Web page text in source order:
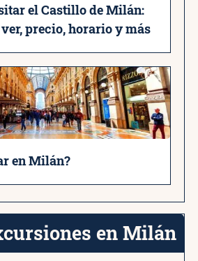
el Castillo de Milán:
precio, horario y más
en Milán?
en Milán